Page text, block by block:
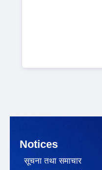
Notices
सूचना तथा समाचार